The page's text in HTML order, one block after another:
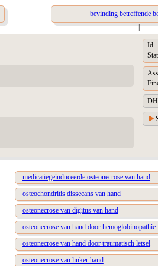
bevinding betreffende
|
Id
medicatiegeïnduceerde osteonecrose van hand
osteochondritis dissecans van hand
osteonecrose van digitus van hand
osteonecrose van hand door hemoglobinopathie
osteonecrose van hand door traumatisch letsel
osteonecrose van linker hand